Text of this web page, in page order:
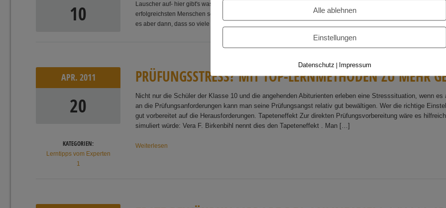
10
Lauscher auf- hier gibt's was auf die Ohren! Aktuelle Episode Beschreibung: Warum viele Menschen ihre
erfolgreichsten Menschen seiner Zeit interviewt, um hinter ihr Geheimnis zu kommen. Alle, ausnahmslos alle
es aber dann, dass so viele von [...]
APR. 2011
20
KATEGORIEN:
Lerntipps vom Experten
1
PRÜFUNGSSTRESS?MITTOP-LERNMETHODENZUMEHRG
Nicht nur die Schüler der Klasse 10 und die angehenden Abiturienten erleben eine Stresssituation, wenn
an die Prüfungsanforderungen kann man seine Prüfungsangst relativ gut bewältigen. Wer die richtige
gut vorbereitet auf die Herausforderungen. Tapeteneffekt Zur direkten Prüfungsvorbereitung wäre es
simuliert würde: Vera F. Birkenbihl nennt dies den Tapeteneffekt . Man […]
Weiterlesen
Alle ablehnen
Einstellungen
Datenschutz | Impressum